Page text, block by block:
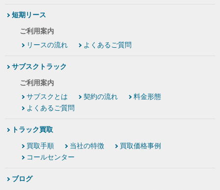
短期リース
ご利用案内
リースの流れ
よくあるご質問
サブスクトラック
ご利用案内
サブスクとは
契約の流れ
料金形態
よくあるご質問
トラック買取
買取手順 当社の特徴
買取価格事例
コールセンター
ブログ